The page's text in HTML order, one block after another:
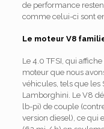
de performance
comme celui-ci sont
Le moteur V8
Le 4.0 TFSI, qui
moteur que nous
véhicules, tels que les
Lamborghini. Le V8
lb-pi) de couple
version diesel), ce qui